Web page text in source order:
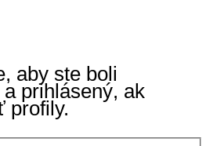
aby ste boli
prihlásený, ak
profily.